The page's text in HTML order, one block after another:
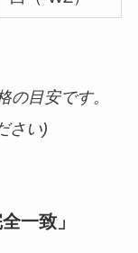
目安です。
さい)
一致」